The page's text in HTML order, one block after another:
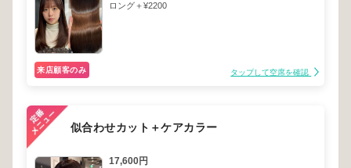
ロング＋¥2200
来店顧客のみ タップして空席を確認
似合わせカット＋ケアカラー
17,600円